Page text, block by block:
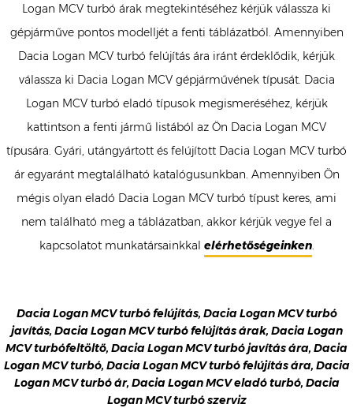
Logan MCV turbó árak megtekintéséhez kérjük válassza ki
gépjárműve pontos modelljét a fenti táblázatból. Amennyiben
Dacia Logan MCV turbó felújítás ára iránt érdeklődik, kérjük
válassza ki Dacia Logan MCV gépjárművének típusát. Dacia
Logan MCV turbó eladó típusok megismeréséhez, kérjük
kattintson a fenti jármű listából az Ön Dacia Logan MCV
típusára. Gyári, utángyártott és felújított Dacia Logan MCV turbó
ár egyaránt megtalálható katalógusunkban. Amennyiben Ön
mégis olyan eladó Dacia Logan MCV turbó típust keres, ami
nem található meg a táblázatban, akkor kérjük vegye fel a
kapcsolatot munkatársainkkal elérhetőségeinken.
Dacia Logan MCV turbó felújítás, Dacia Logan MCV turbó
javítás, Dacia Logan MCV turbó felújítás árak, Dacia Logan
MCV turbófeltöltő, Dacia Logan MCV turbó javítás ára, Dacia
Logan MCV turbó, Dacia Logan MCV turbó felújítás ára, Dacia
Logan MCV turbó ár, Dacia Logan MCV eladó turbó, Dacia
Logan MCV turbó szerviz